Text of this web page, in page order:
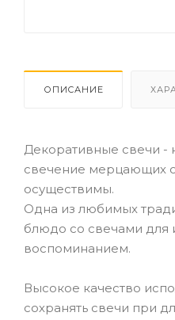
ОПИСАНИЕ
Декоративные свечи -
свечение мерцающих
осуществимы.
Одна из любимых
блюдо со свечами для
воспоминанием.
Высокое качество
сохранять свечи при